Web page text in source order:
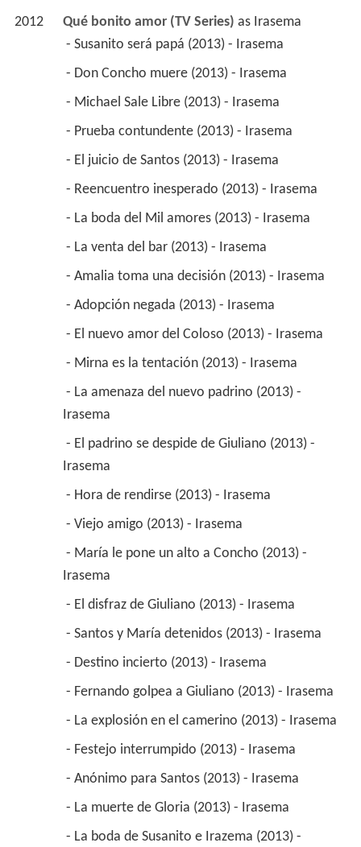
2012 Qué bonito amor (TV Series) as Irasema
- Susanito será papá (2013) - Irasema
- Don Concho muere (2013) - Irasema
- Michael Sale Libre (2013) - Irasema
- Prueba contundente (2013) - Irasema
- El juicio de Santos (2013) - Irasema
- Reencuentro inesperado (2013) - Irasema
- La boda del Mil amores (2013) - Irasema
- La venta del bar (2013) - Irasema
- Amalia toma una decisión (2013) - Irasema
- Adopción negada (2013) - Irasema
- El nuevo amor del Coloso (2013) - Irasema
- Mirna es la tentación (2013) - Irasema
Irasema
Irasema
- Hora de rendirse (2013) - Irasema
- Viejo amigo (2013) - Irasema
Irasema
- El disfraz de Giuliano (2013) - Irasema
- Santos y María detenidos (2013) - Irasema
- Destino incierto (2013) - Irasema
- Fernando golpea a Giuliano (2013) - Irasema
- La explosión en el camerino (2013) - Irasema
- Festejo interrumpido (2013) - Irasema
- Anónimo para Santos (2013) - Irasema
- La muerte de Gloria (2013) - Irasema